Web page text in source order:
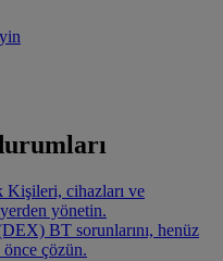
Kişileri, cihazları ve
yönetin.
BT sorunlarını, henüz
çözün.